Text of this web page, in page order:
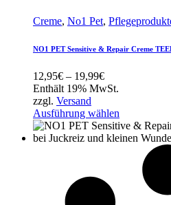
Creme, No1 Pet,
NO1 PET Sensitive & Repair Creme
12,95€ – 19,99€Preisspanne:
12,95€
19,99€
Enthält 19% MwSt.
zzgl. Versand
Ausführung wählen